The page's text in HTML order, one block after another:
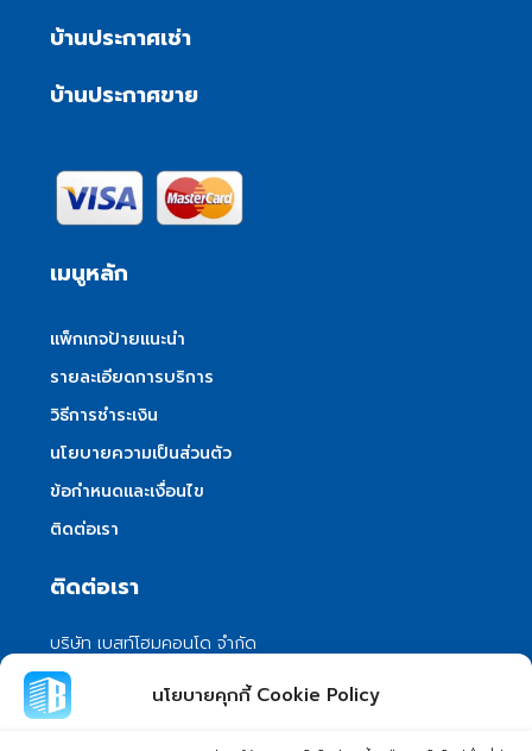
นโยบายคุกกี้ Cookie Policy
บ้านประกาศเช่า
บ้านประกาศขาย
เมนูหลัก
แพ็กเกจป้ายแนะนำ
รายละเอียดการบริการ
วิธีการชำระเงิน
นโยบายความเป็นส่วนตัว
ข้อกำหนดและเงื่อนไข
ติดต่อเรา
ติดต่อเรา
บริษัท เบสท์โฮมคอนโด จำกัด
101/399 หมู่ 7 แขวงลําผักชี เขตหนองจอก
กรุงเทพมหานคร 10530